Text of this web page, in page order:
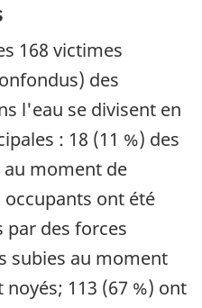
168 victimes
des
l'eau se divisent en
: 18 (11 %) des
moment de
ont été
par des forces
subies au moment
113 (67 %) ont